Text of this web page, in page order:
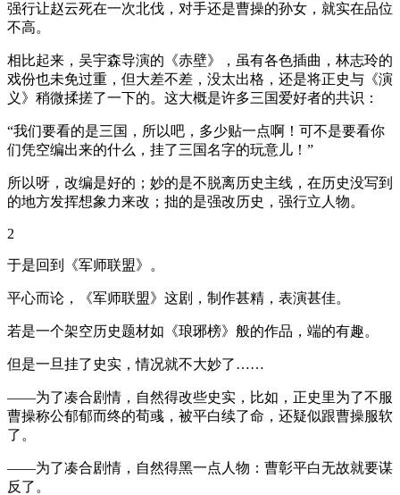
强行让赵云死在一次北伐，对手还是曹操的孙女，就实在品位
不高。
相比起来，吴宇森导演的《赤壁》，虽有各色插曲，林志玲的
戏份也未免过重，但大差不差，没太出格，还是将正史与《演
义》稍微揉搓了一下的。这大概是许多三国爱好者的共识：
“我们要看的是三国，所以吧，多少贴一点啊！可不是要看你
们凭空编出来的什么，挂了三国名字的玩意儿！”
所以呀，改编是好的；妙的是不脱离历史主线，在历史没写到
的地方发挥想象力来改；拙的是强改历史，强行立人物。
2
于是回到《军师联盟》。
平心而论，《军师联盟》这剧，制作甚精，表演甚佳。
若是一个架空历史题材如《琅琊榜》般的作品，端的有趣。
但是一旦挂了史实，情况就不大妙了……
——为了凑合剧情，自然得改些史实，比如，正史里为了不服
曹操称公郁郁而终的荀彧，被平白续了命，还疑似跟曹操服软
了。
——为了凑合剧情，自然得黑一点人物：曹彰平白无故就要谋
反了。